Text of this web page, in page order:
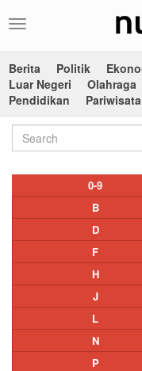
Toggle
Berita
Politik
Luar Negeri
Olahraga
Pendidikan
Pariwisata
0-9
B
D
F
H
J
L
N
P